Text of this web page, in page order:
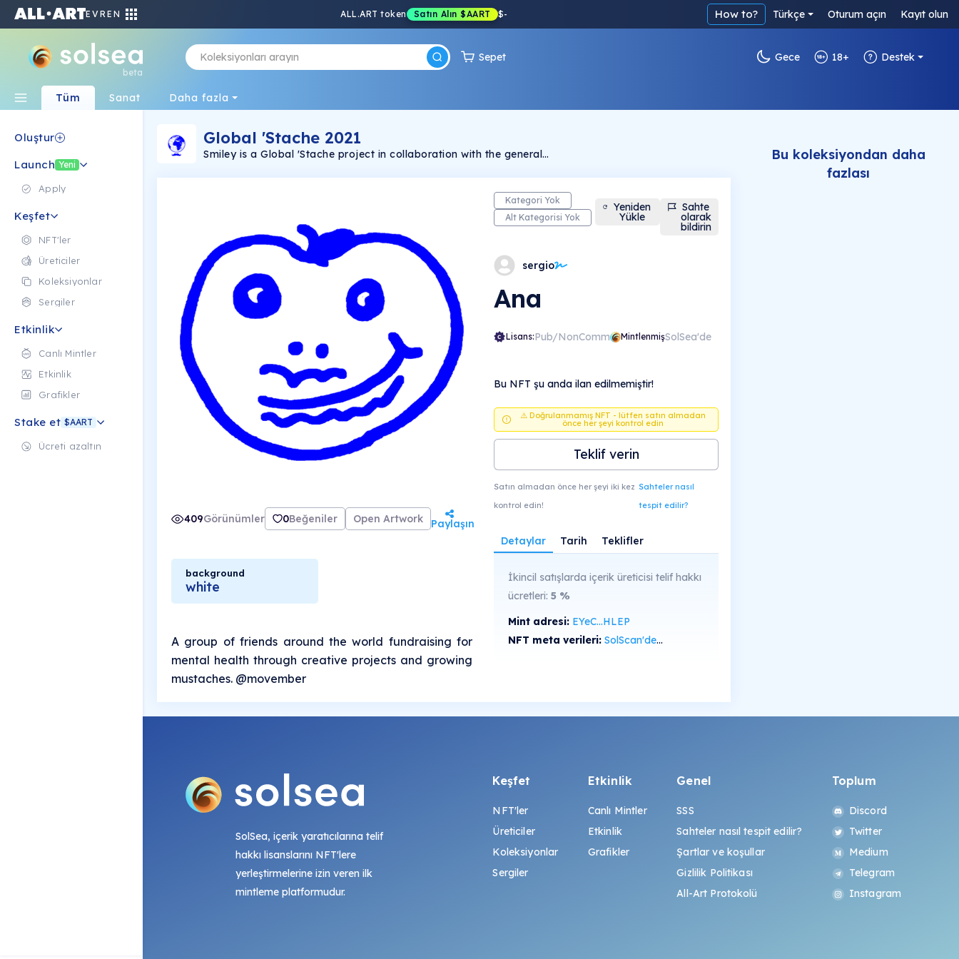
EVREN ALL.ART token Satın Alın $AART $- How to? Türkçe Oturum açın Kayıt olun
beta
Sepet Gece 18+ Destek
Tüm Sanat Daha fazla
Oluştur
Launch Yeni
Apply
Keşfet
NFT'ler
Üreticiler
Koleksiyonlar
Sergiler
Etkinlik
Canlı Mintler
Etkinlik
Grafikler
Stake et $AART
Ücreti azaltın
Global 'Stache 2021
Smiley is a Global 'Stache project in collaboration with the general
bring simply a smile to people’s faces. © 2020
409Görünümler 0Beğeniler Open Artwork Paylaşın
background
white
A group of friends around the world fundraising for
mental health through creative projects and growing
mustaches. @movember
Kategori Yok
Alt Kategorisi Yok
Yeniden
Yükle
Sahte
olarak
bildirin
sergio
Ana
Lisans:Pub/NonComm MintlenmişSolSea'de
Bu NFT şu anda ilan edilmemiştir!
⚠️ Doğrulanmamış NFT - lütfen satın almadan
önce her şeyi kontrol edin
Teklif verin
Satın almadan önce her şeyi iki kez
kontrol edin!
Sahteler nasıl
tespit edilir?
Detaylar Tarih Teklifler
İkincil satışlarda içerik üreticisi telif hakkı
ücretleri: 5 %
Mint adresi: EYeC...HLEP
NFT meta verileri:SolScan'de görüntüle
Bu koleksiyondan daha
fazlası
SolSea, içerik yaratıcılarına telif
hakkı lisanslarını NFT'lere
yerleştirmelerine izin veren ilk
mintleme platformudur.
Keşfet
NFT'ler
Üreticiler
Koleksiyonlar
Sergiler
Etkinlik
Canlı Mintler
Etkinlik
Grafikler
Genel
SSS
Sahteler nasıl tespit edilir?
Şartlar ve koşullar
Gizlilik Politikası
All-Art Protokolü
Toplum
Discord
Twitter
Medium
Telegram
Instagram